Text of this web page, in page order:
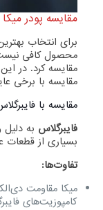
مقایسه پودر
برای انتخاب
محصول کافی نیست؛
مقایسه کرد. در
مقایسه با برخی
مقایسه با
فایبرگلاس به
بسیاری از قطعات
تفاوت‌ها:
میکا مقاومت
کامپوزیت‌های